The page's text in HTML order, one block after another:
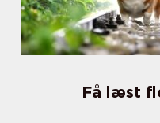
Få læst